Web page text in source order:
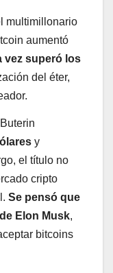
multimillonario
aumentó
vez superó los
del éter,
y
el título no
cripto
Se pensó que
Elon Musk,
bitcoins